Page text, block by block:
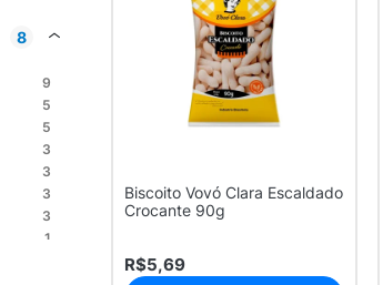
8
9
5
5
3
3
3
3
1
Biscoito Vovó Clara Escaldado
Crocante 90g
R$5,69